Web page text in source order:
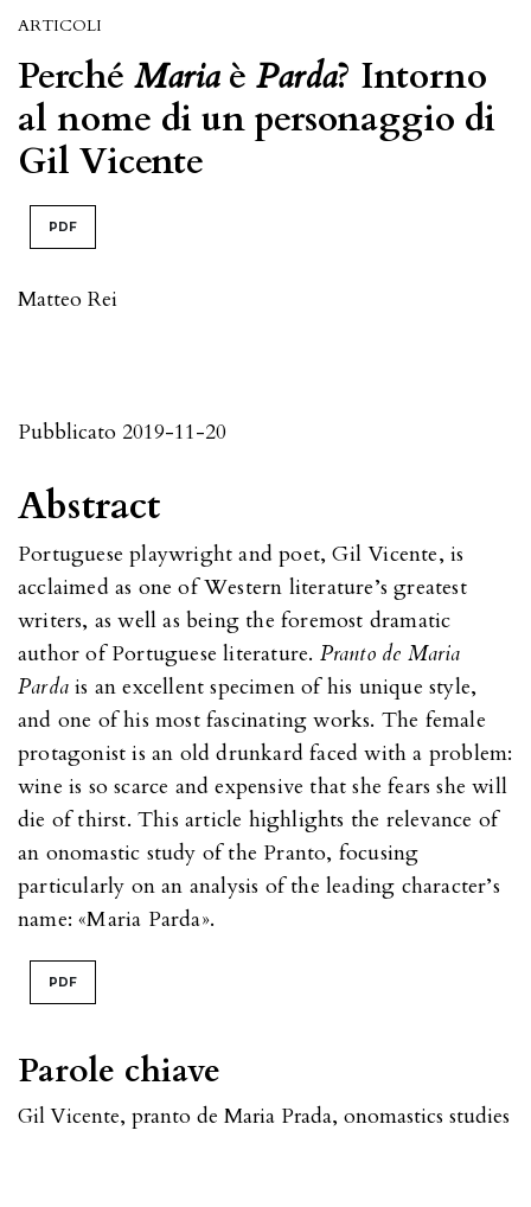
ARTICOLI
Perché Mariaè Parda? Intorno
al nome di un personaggio di
Gil Vicente
PDF
Matteo Rei
Pubblicato 2019-11-20
Parole chiave
Gil Vicente, pranto de Maria Prada, onomastics studies
Abstract
Portuguese playwright and poet, Gil Vicente, is
acclaimed as one of Western literature’s greatest
writers, as well as being the foremost dramatic
author of Portuguese literature. Pranto de Maria
Parda is an excellent specimen of his unique style,
and one of his most fascinating works. The female
protagonist is an old drunkard faced with a problem:
wine is so scarce and expensive that she fears she will
die of thirst. This article highlights the relevance of
an onomastic study of the Pranto, focusing
particularly on an analysis of the leading character’s
name: «Maria Parda».
PDF